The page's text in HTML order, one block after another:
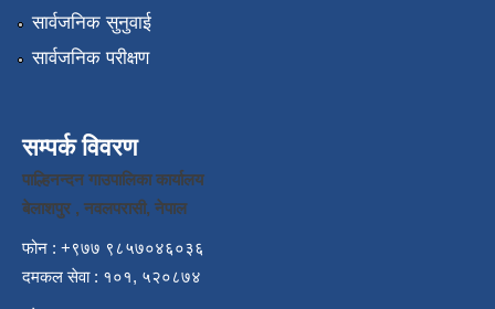
सार्वजनिक सुनुवाई
सार्वजनिक परीक्षण
सम्पर्क विवरण
पाल्हिनन्दन गाउपालिका कार्यालय
बेलाशपुर , नवलपरासी, नेपाल
फोन : +९७७ ९८५७०४६०३६
दमकल सेवा : १०१, ५२०८७४